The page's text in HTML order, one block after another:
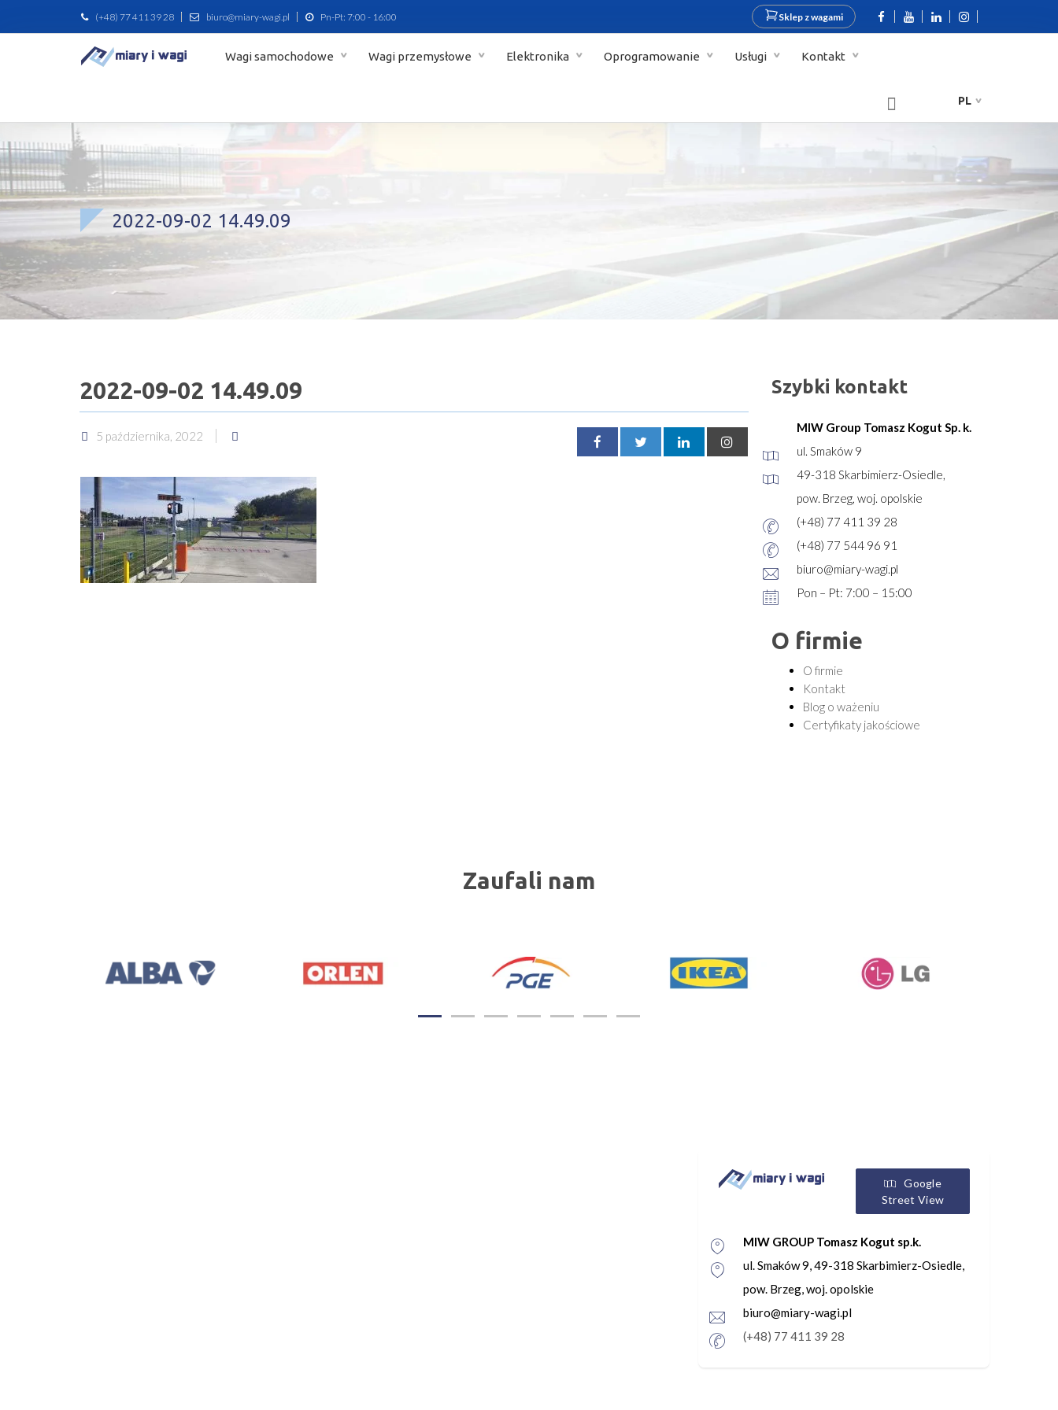
(+48) 77 411 39 28 biuro@miary-wagi.pl Pn-Pt: 7:00 - 16:00 Sklep z wagami
Wagi samochodowe Wagi przemysłowe Elektronika Oprogramowanie Usługi Kontakt
PL
2022-09-02 14.49.09
2022-09-02 14.49.09
5 października, 2022
Szybki kontakt
MIW Group Tomasz Kogut Sp. k.
ul. Smaków 9
49-318 Skarbimierz-Osiedle,
pow. Brzeg, woj. opolskie
(+48) 77 411 39 28
(+48) 77 544 96 91
biuro@miary-wagi.pl
Pon – Pt: 7:00 – 15:00
O firmie
O firmie
Kontakt
Blog o ważeniu
Certyfikaty jakościowe
Zaufali nam
Google
Street View
MIW GROUP Tomasz Kogut sp.k.
ul. Smaków 9, 49-318 Skarbimierz-Osiedle,
pow. Brzeg, woj. opolskie
biuro@miary-wagi.pl
(+48) 77 411 39 28